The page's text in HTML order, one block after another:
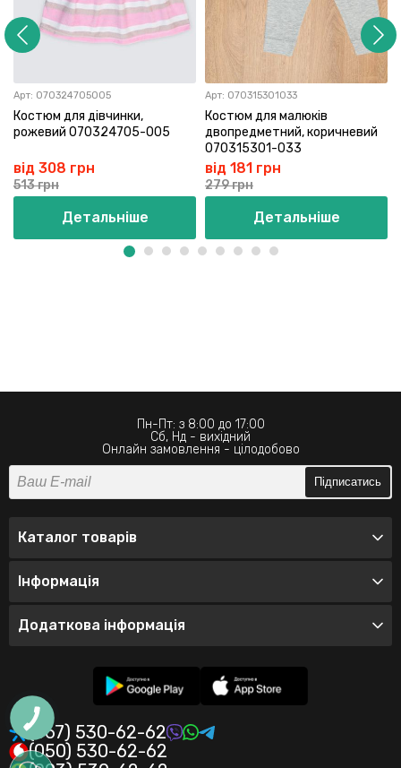
Арт: 070324705005
Костюм для дівчинки,
рожевий 070324705-005
від 308 грн
513 грн
Детальніше
Арт: 070315301033
Костюм для малюків
двопредметний, коричневий
070315301-033
від 181 грн
279 грн
Детальніше
Пн-Пт: з 8:00 до 17:00
Сб, Нд - вихідний
Онлайн замовлення - цілодобово
Підписатись
Каталог товарів
Інформація
Додаткова інформація
(067) 530-62-62
(050) 530-62-62